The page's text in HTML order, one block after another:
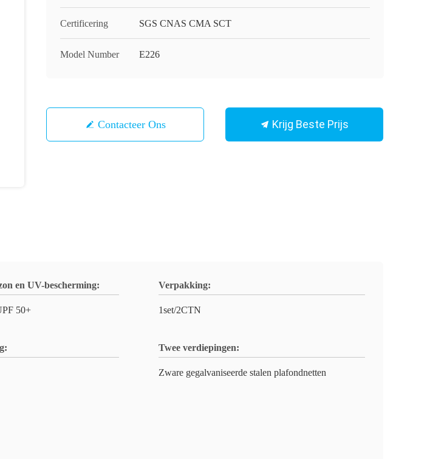
Certificering SGS CNAS CMA SCT
Model Number E226
Contacteer Ons Krijg Beste Prijs
en UV-bescherming:
50+
Verpakking:
1set/2CTN
Twee verdiepingen:
Zware gegalvaniseerde stalen plafondnetten